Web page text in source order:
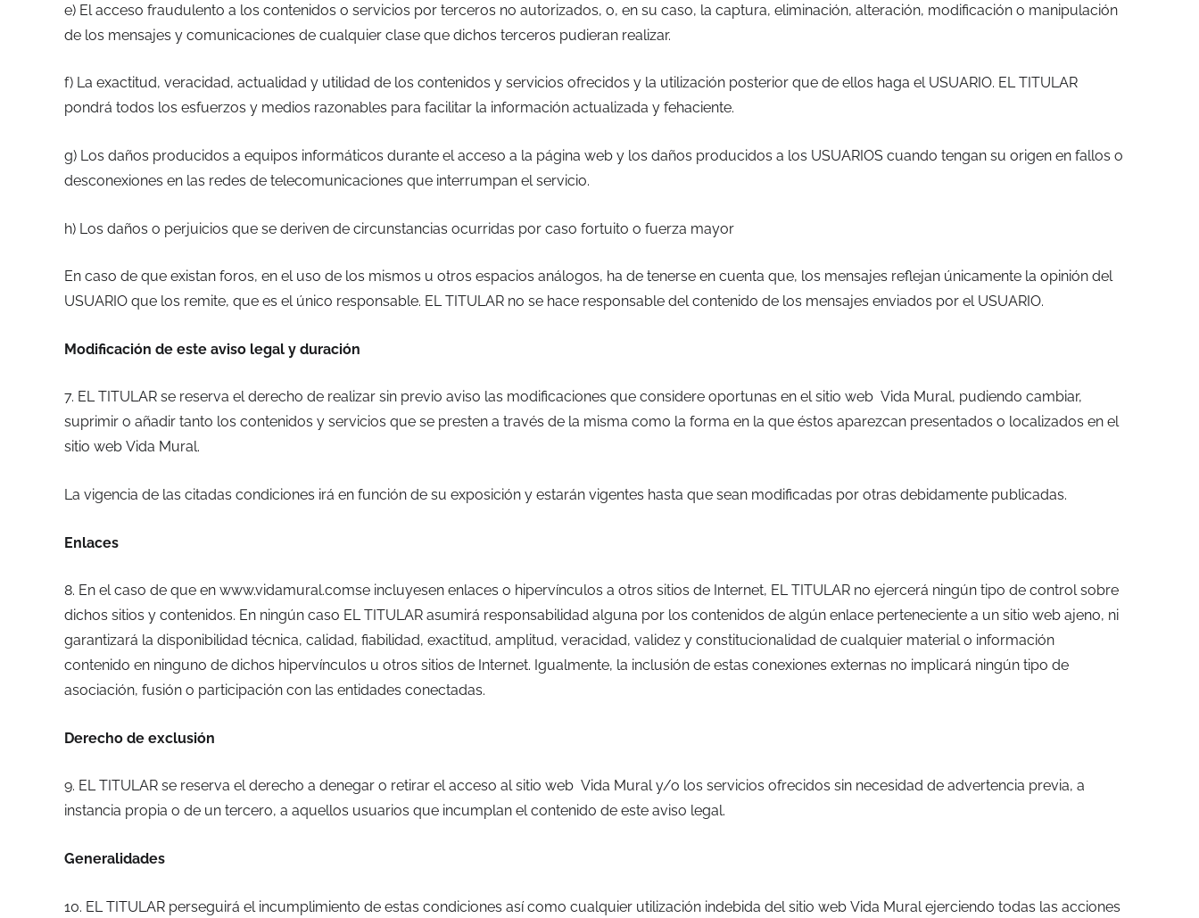
e) El acceso fraudulento a los contenidos o servicios por terceros no autorizados, o, en su caso, la captura, eliminación, alteración, modificación o manipulación
de los mensajes y comunicaciones de cualquier clase que dichos terceros pudieran realizar.
f) La exactitud, veracidad, actualidad y utilidad de los contenidos y servicios ofrecidos y la utilización posterior que de ellos haga el USUARIO. EL TITULAR
pondrá todos los esfuerzos y medios razonables para facilitar la información actualizada y fehaciente.
g) Los daños producidos a equipos informáticos durante el acceso a la página web y los daños producidos a los USUARIOS cuando tengan su origen en fallos o
desconexiones en las redes de telecomunicaciones que interrumpan el servicio.
h) Los daños o perjuicios que se deriven de circunstancias ocurridas por caso fortuito o fuerza mayor
En caso de que existan foros, en el uso de los mismos u otros espacios análogos, ha de tenerse en cuenta que, los mensajes reflejan únicamente la opinión del
USUARIO que los remite, que es el único responsable. EL TITULAR no se hace responsable del contenido de los mensajes enviados por el USUARIO.
Modificación de este aviso legal y duración
7. EL TITULAR se reserva el derecho de realizar sin previo aviso las modificaciones que considere oportunas en el sitio web Vida Mural, pudiendo cambiar,
suprimir o añadir tanto los contenidos y servicios que se presten a través de la misma como la forma en la que éstos aparezcan presentados o localizados en el
sitio web Vida Mural.
La vigencia de las citadas condiciones irá en función de su exposición y estarán vigentes hasta que sean modificadas por otras debidamente publicadas.
Enlaces
8. En el caso de que en www.vidamural.comse incluyesen enlaces o hipervínculos a otros sitios de Internet, EL TITULAR no ejercerá ningún tipo de control sobre
dichos sitios y contenidos. En ningún caso EL TITULAR asumirá responsabilidad alguna por los contenidos de algún enlace perteneciente a un sitio web ajeno, ni
garantizará la disponibilidad técnica, calidad, fiabilidad, exactitud, amplitud, veracidad, validez y constitucionalidad de cualquier material o información
contenido en ninguno de dichos hipervínculos u otros sitios de Internet. Igualmente, la inclusión de estas conexiones externas no implicará ningún tipo de
asociación, fusión o participación con las entidades conectadas.
Derecho de exclusión
9. EL TITULAR se reserva el derecho a denegar o retirar el acceso al sitio web Vida Mural y/o los servicios ofrecidos sin necesidad de advertencia previa, a
instancia propia o de un tercero, a aquellos usuarios que incumplan el contenido de este aviso legal.
Generalidades
10. EL TITULAR perseguirá el incumplimiento de estas condiciones así como cualquier utilización indebida del sitio web Vida Mural ejerciendo todas las acciones